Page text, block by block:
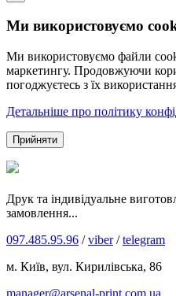
Ми використовуємо
Ми використовуємо файли
маркетингу. Продовжуючи
погоджуєтесь з їх
Детальніше про політику
Прийняти
Друк та індивідуальне
замовлення...
097.485.95.96 /viber/telegram
м. Київ, вул. Кирилівська, 86
manager@arsenal-print.com.ua